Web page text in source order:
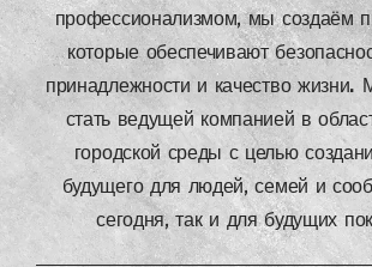
профессионализмом, мы создаём
которые обеспечивают
принадлежности и качество жизни.
стать ведущей компанией в
городской среды с целью
будущего для людей, семей и
сегодня, так и для будущих